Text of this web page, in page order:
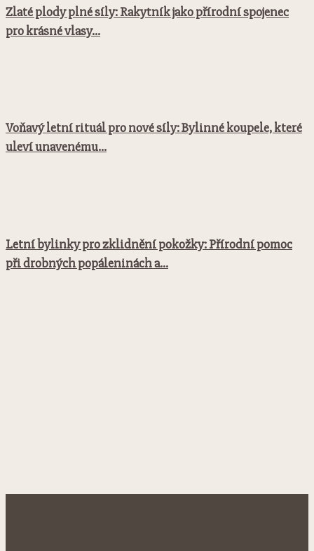
Zlaté plody plné síly: Rakytník jako přírodní spojenec
pro krásné vlasy...
Voňavý letní rituál pro nové síly: Bylinné koupele, které
uleví unavenému...
Letní bylinky pro zklidnění pokožky: Přírodní pomoc
při drobných popáleninách a...